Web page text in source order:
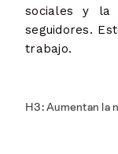
sociales y la
seguidores.
trabajo.
H3: Aumentan la